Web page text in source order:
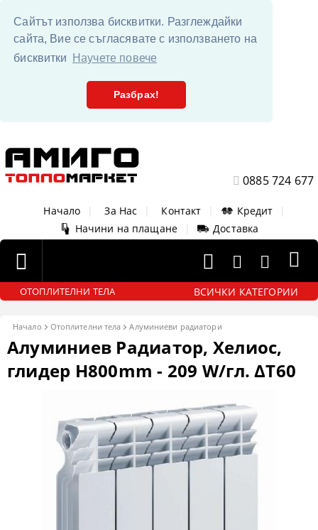
Сайтът използва бисквитки. Разглеждайки
сайта, Вие се съгласявате с използването на
бисквитки
Научете повече
Разбрах!
0885 724 677
Начало За Нас Контакт Кредит
Начини на плащане
Доставка
ОТОПЛИТЕЛНИ ТЕЛА ВСИЧКИ КАТЕГОРИИ
Начало Отоплителни тела Алуминиеви радиатори
Алуминиев Радиатор, Хелиос,
глидер H800mm - 209 W/гл. ΔT60